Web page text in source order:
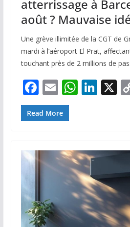
atterrissage à
août ? Mauvaise
Une grève illimitée de la CGT de
mardi à l’aéroport El Prat,
touchant près de 2 millions de
F
ac
e
o
o
k
E
m
ai
W
A
p
p
Li
dI
X
Read More